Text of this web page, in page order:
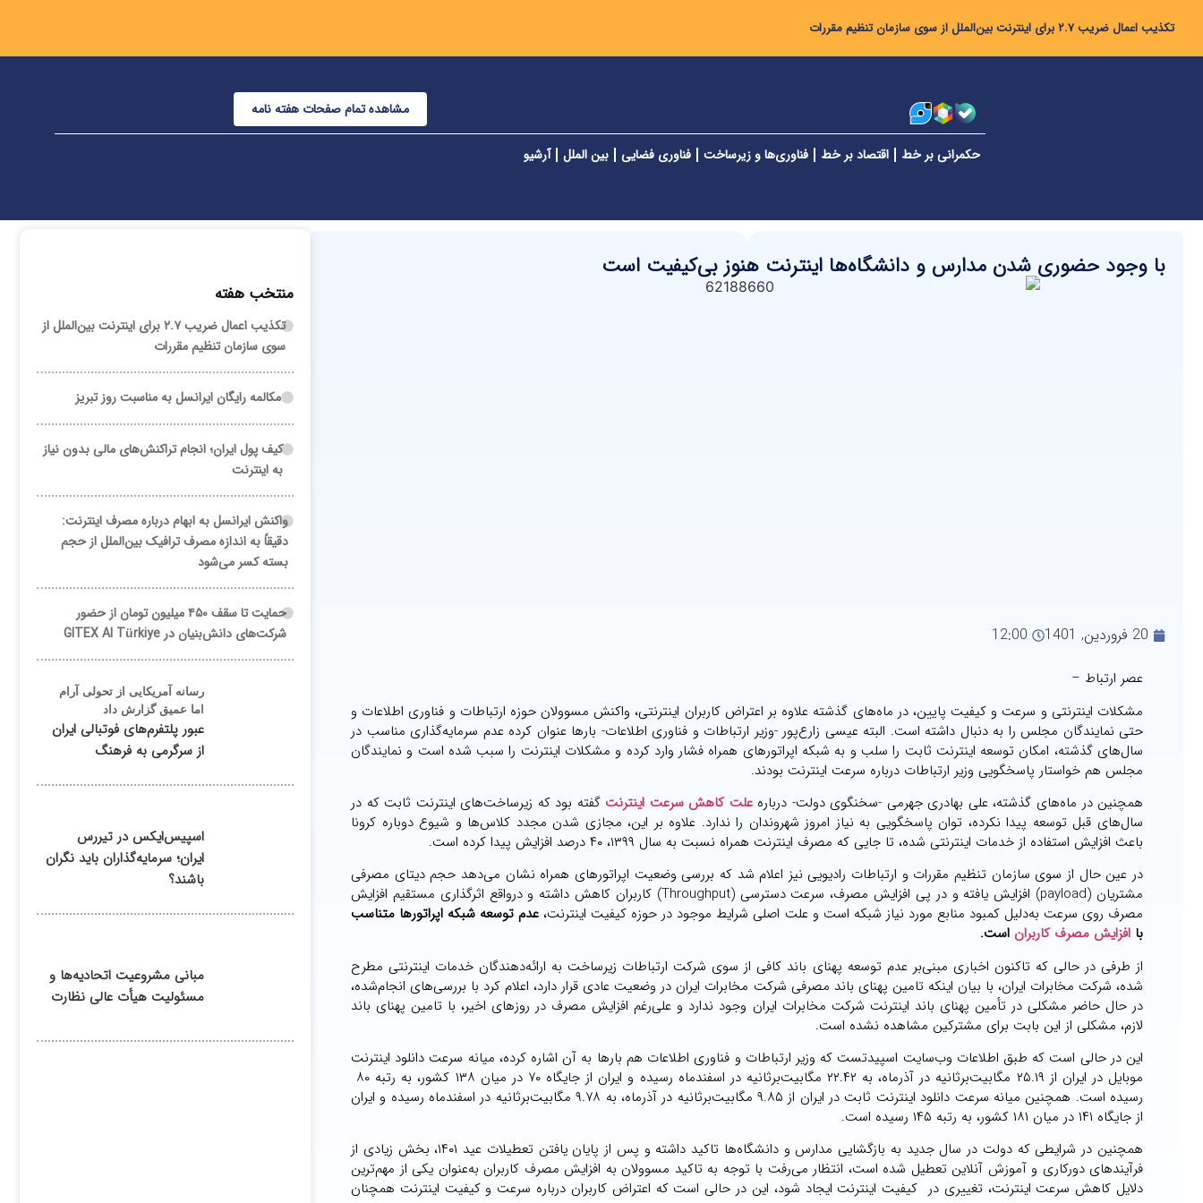
تکذیب اعمال ضریب ۲.۷ برای اینترنت بین‌الملل از سوی سازمان تنظیم مقررات
مشاهده تمام صفحات هفته نامه
حکمرانی بر خط اقتصاد بر خط فناوری‌ها و زیرساخت فناوری فضایی بین الملل آرشیو
با وجود حضوری شدن مدارس و دانشگاه‌ها اینترنت هنوز بی‌کیفیت است
20 فروردین, 1401 12:00
عصر ارتباط –
مشکلات اینترنتی و سرعت و کیفیت پایین، در ماه‌های گذشته علاوه بر اعتراض کاربران اینترنتی، واکنش مسوولان حوزه ارتباطات و فناوری اطلاعات و
حتی نمایندگان مجلس را به دنبال داشته است. البته عیسی زارع‌پور -وزیر ارتباطات و فناوری اطلاعات- بارها عنوان کرده عدم سرمایه‌گذاری مناسب در
سال‌های گذشته، امکان توسعه اینترنت ثابت را سلب و به شبکه اپراتورهای همراه فشار وارد کرده و مشکلات اینترنت را سبب شده است و نمایندگان
مجلس هم خواستار پاسخگویی وزیر ارتباطات درباره سرعت اینترنت بودند.
همچنین در ماه‌های گذشته، علی بهادری جهرمی -سخنگوی دولت- درباره علت کاهش سرعت اینترنت گفته بود که زیرساخت‌های اینترنت ثابت که در
سال‌های قبل توسعه پیدا نکرده، توان پاسخگویی به نیاز امروز شهروندان را ندارد. علاوه بر این، مجازی شدن مجدد کلاس‌ها و شیوع دوباره کرونا
باعث افزایش استفاده از خدمات اینترنتی شده، تا جایی که مصرف ‎اینترنت همراه نسبت به سال ۱۳۹۹، ۴۰ درصد افزایش پیدا کرده است.
در عین حال از سوی سازمان تنظیم مقررات و ارتباطات رادیویی نیز اعلام شد که بررسی وضعیت اپراتورهای همراه نشان می‌دهد حجم دیتای مصرفی
مشتریان (payload) افزایش یافته و در پی افزایش مصرف، سرعت دسترسی (Throughput) کاربران کاهش داشته و درواقع اثرگذاری مستقیم افزایش
مصرف روی سرعت به‌دلیل کمبود منابع مورد نیاز شبکه است و علت اصلی شرایط موجود در حوزه کیفیت اینترنت، عدم توسعه شبکه اپراتورها متناسب
با افزایش مصرف کاربران است.
از طرفی در حالی که تاکنون اخباری مبنی‌بر عدم توسعه پهنای باند کافی از سوی شرکت ارتباطات زیرساخت به ارائه‌دهندگان خدمات اینترنتی مطرح
شده، شرکت مخابرات ایران، با بیان اینکه تامین پهنای باند مصرفی شرکت مخابرات ایران در وضعیت عادی قرار دارد، اعلام کرد با بررسی‌های انجام‌شده،
در حال حاضر مشکلی در تأمین پهنای باند اینترنت شرکت مخابرات ایران وجود ندارد و علی‌رغم افزایش مصرف در روزهای اخیر، با تامین پهنای باند
لازم، مشکلی از این بابت برای مشترکین مشاهده نشده است.
این در حالی است که طبق اطلاعات وب‌سایت اسپیدتست که وزیر ارتباطات و فناوری اطلاعات هم بارها به آن اشاره کرده، میانه سرعت دانلود اینترنت
رسیده است. همچنین میانه سرعت دانلود اینترنت ثابت در ایران از ۹.۸۵ مگابیت‌برثانیه در آذرماه، به ۹.۷۸ مگابیت‌برثانیه در اسفندماه رسیده و ایران
از جایگاه ۱۴۱ در میان ۱۸۱ کشور، به رتبه ۱۴۵ رسیده است.
همچنین در شرایطی که دولت در سال جدید به بازگشایی مدارس و دانشگاه‌ها تاکید داشته و پس از پایان یافتن تعطیلات عید ۱۴۰۱، بخش زیادی از
فرآیندهای دورکاری و آموزش آنلاین تعطیل شده است، انتظار می‌رفت با توجه به تاکید مسوولان به افزایش مصرف کاربران به‌عنوان یکی از مهم‌ترین
دلایل کاهش سرعت اینترنت، تغییری در کیفیت اینترنت ایجاد شود، این در حالی است که اعتراض کاربران درباره سرعت و کیفیت اینترنت همچنان
منتخب هفته
تکذیب اعمال ضریب ۲.۷ برای اینترنت بین‌الملل از
سوی سازمان تنظیم مقررات
مکالمه رایگان ایرانسل به مناسبت روز تبریز
کیف پول ایران؛ انجام تراکنش‌های مالی بدون نیاز
به اینترنت
واکنش ایرانسل به ابهام درباره مصرف اینترنت:
دقیقاً به اندازه مصرف ترافیک بین‌الملل از حجم
بسته کسر می‌شود
حمایت تا سقف ۴۵۰ میلیون تومان از حضور
شرکت‌های دانش‌بنیان در GITEX AI Türkiye
رسانه آمریکایی از تحولی آرام
اما عمیق گزارش داد
عبور پلتفرم‌های فوتبالی ایران
از سرگرمی به فرهنگ
اسپیس‌ایکس در تیررس
ایران؛ سرمایه‌گذاران باید نگران
باشند؟
مبانی مشروعیت اتحادیه‌ها و
مسئولیت هیأت عالی نظارت